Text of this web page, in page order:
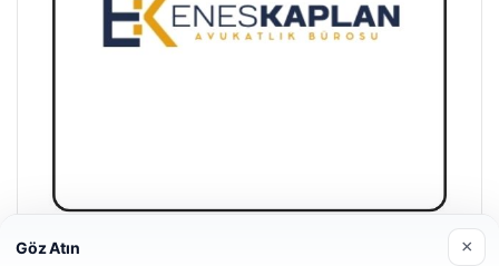
Enes Kaplan Avukatlık Bürosu
Göz Atın ×